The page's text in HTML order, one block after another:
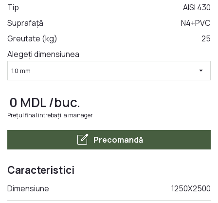
LA COMANDA
Tip
AISI 430
Suprafață
N4+PVC
Greutate (kg)
25
Alegeți dimensiunea
1.0 mm arrow_drop_down
0 MDL/buc.
Prețul final intrebați la manager
edit_square Precomandă
Caracteristici
Dimensiune 1250Х2500